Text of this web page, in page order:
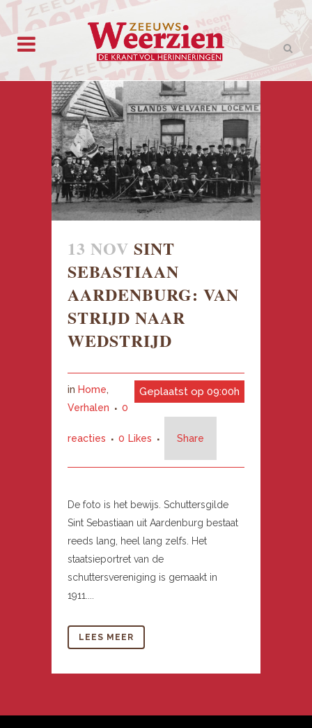
13 NOV SINT
SEBASTIAAN
AARDENBURG: VAN
STRIJD NAAR
WEDSTRIJD
Geplaatst op 09:00h
in Home,
Verhalen
0
reacties 0 Likes Share
De foto is het bewijs. Schuttersgilde
Sint Sebastiaan uit Aardenburg bestaat
reeds lang, heel lang zelfs. Het
staatsieportret van de
schuttersvereniging is gemaakt in
1911....
LEES MEER